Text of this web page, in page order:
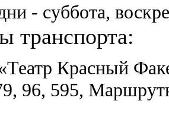
- суббота,
транспорта:
Красный
96, 595,